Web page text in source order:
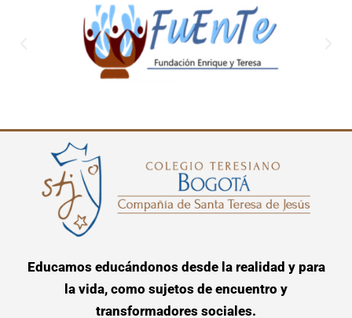
Educamos educándonos desde la realidad y para
la vida, como sujetos de encuentro y
transformadores sociales.